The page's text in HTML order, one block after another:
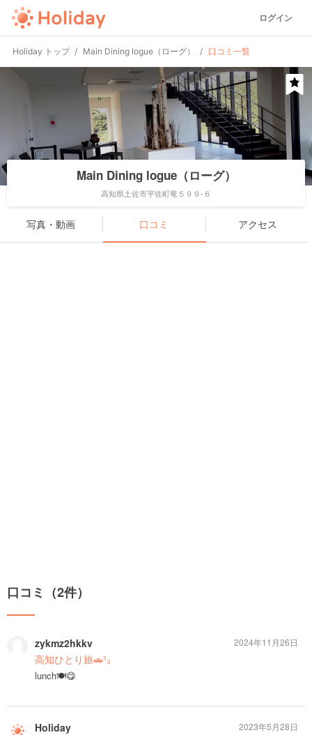
ログイン
Holiday トップ Main Dining logue（ローグ） 口コミ一覧
Main Dining logue（ローグ）
高知県土佐市宇佐町竜５９９-６
写真・動画 口コミ アクセス
口コミ（2件）
zykmz2hkkv
高知ひとり旅🚗³₃
lunch🍽😋
2024年11月26日
Holiday 2023年5月28日